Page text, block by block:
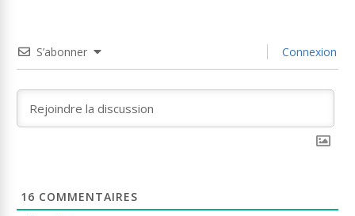
S’abonner Connexion
16 COMMENTAIRES